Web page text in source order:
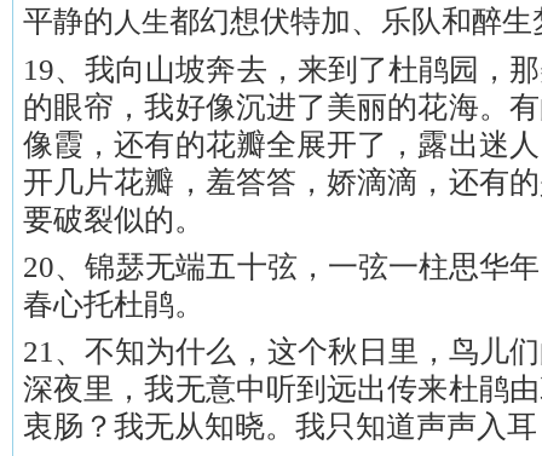
平静的 人生都幻想伏特加、乐队和醉生
19、我向山坡奔去，来到了杜鹃园，
的眼帘，我好像沉进了美丽的花海。
像霞，还有的花瓣全展开了，露出迷
开几片花瓣，羞答答，娇滴滴，还有
要破裂似的。
20、锦瑟无端五十弦，一弦一柱思华
春心托杜鹃。
21、不知为什么，这个秋日里，鸟儿
深夜里，我无意中听到远出传来杜鹃
衷肠？我无从知晓。我只知道声声入